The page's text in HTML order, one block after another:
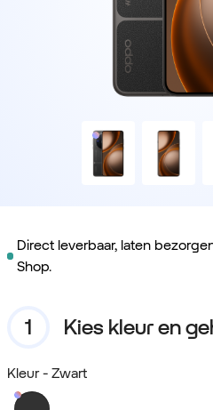
Direct leverbaar, laten
Shop.
Kies kleur en
Kleur - Zwart